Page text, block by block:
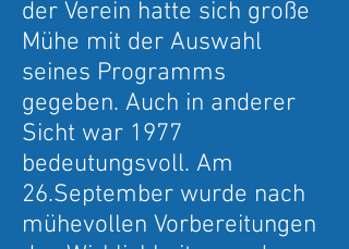
der Verein hatte sich große
Mühe mit der Auswahl
seines Programms
gegeben. Auch in anderer
Sicht war 1977
bedeutungsvoll. Am
26.September wurde nach
mühevollen Vorbereitungen